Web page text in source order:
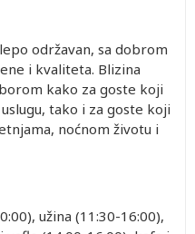
održavan, sa dobrom
i kvaliteta. Blizina
kako za goste koji
tako i za goste koji
noćnom životu i
užina (11:30-16:00),